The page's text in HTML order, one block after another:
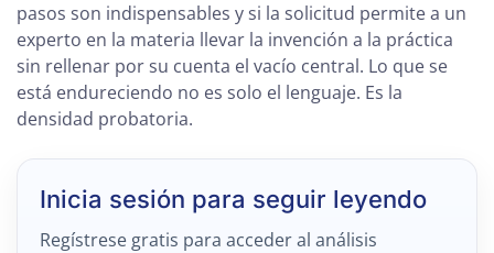
pasos son indispensables y si la solicitud permite a un
experto en la materia llevar la invención a la práctica
sin rellenar por su cuenta el vacío central. Lo que se
está endureciendo no es solo el lenguaje. Es la
densidad probatoria.
Inicia sesión para seguir leyendo
Regístrese gratis para acceder al análisis